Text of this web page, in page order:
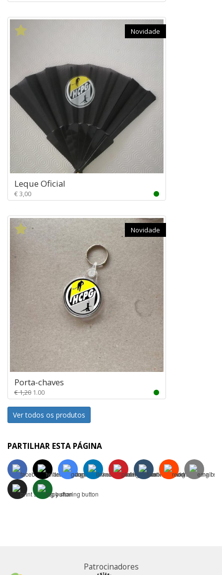
Novidade
Leque Oficial
€ 3,00
Novidade
Porta-chaves
€ 1,20 1.00
Ver todos os produtos
PARTILHAR ESTA PÁGINA
Patrocinadores